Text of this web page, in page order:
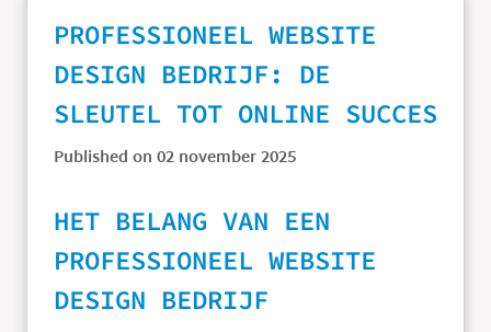
PROFESSIONEEL WEBSITE
DESIGN BEDRIJF: DE
SLEUTEL TOT ONLINE SUCCES
Published on 02 november 2025
HET BELANG VAN EEN
PROFESSIONEEL WEBSITE
DESIGN BEDRIJF